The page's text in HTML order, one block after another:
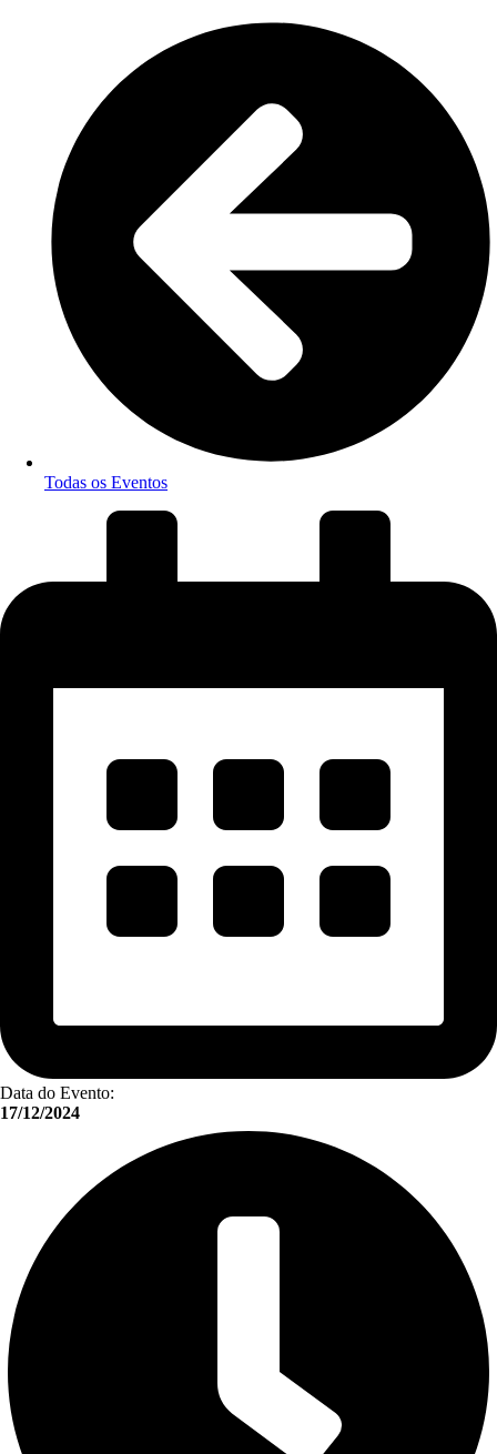
Todas os Eventos
Data do Evento:
17/12/2024